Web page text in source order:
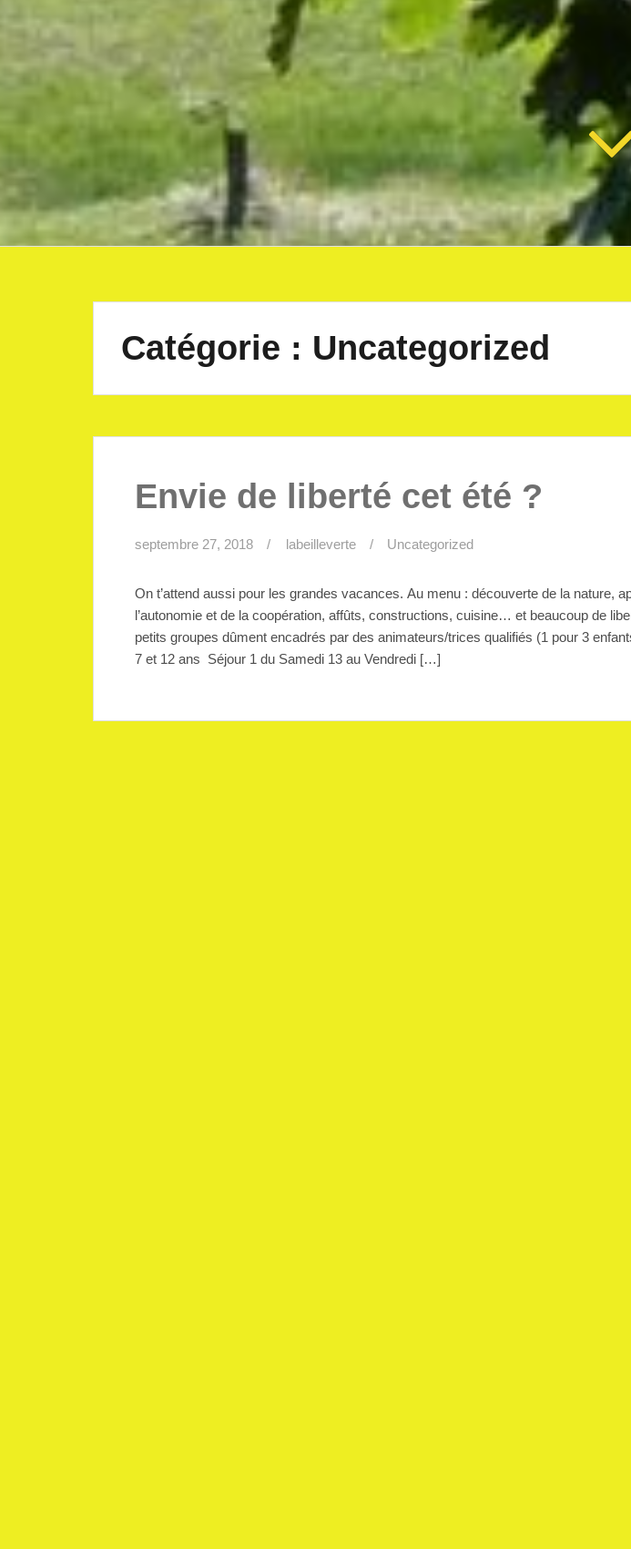
Catégorie : Uncategorized
Envie de liberté cet été ?
septembre 27, 2018 labeilleverte Uncategorized
On t’attend aussi pour les grandes vacances. Au menu : découverte de la nature,
l’autonomie et de la coopération, affûts, constructions, cuisine… et beaucoup de
petits groupes dûment encadrés par des animateurs/trices qualifiés (1 pour 3
7 et 12 ans Séjour 1 du Samedi 13 au Vendredi […]